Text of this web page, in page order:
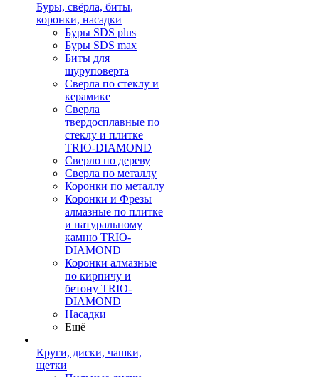
Буры, свёрла, биты,
коронки, насадки
Буры SDS plus
Буры SDS max
Биты для
шуруповерта
Сверла по стеклу и
керамике
Сверла
твердосплавные по
стеклу и плитке
TRIO-DIAMOND
Сверло по дереву
Сверла по металлу
Коронки по металлу
Коронки и Фрезы
алмазные по плитке
и натуральному
камню TRIO-
DIAMOND
Коронки алмазные
по кирпичу и
бетону TRIO-
DIAMOND
Насадки
Ещё
Круги, диски, чашки,
щетки